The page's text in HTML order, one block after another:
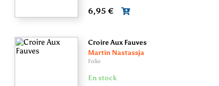
6,95 €
Croire Aux Fauves
Martin Nastassja
Folio
En stock